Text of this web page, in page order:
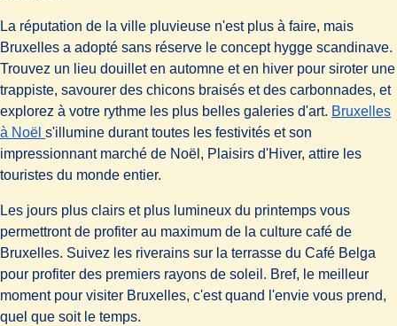
La réputation de la ville pluvieuse n'est plus à faire, mais
Bruxelles a adopté sans réserve le concept hygge scandinave.
Trouvez un lieu douillet en automne et en hiver pour siroter une
trappiste, savourer des chicons braisés et des carbonnades, et
explorez à votre rythme les plus belles galeries d'art. Bruxelles
à Noël s'illumine durant toutes les festivités et son
impressionnant marché de Noël, Plaisirs d'Hiver, attire les
touristes du monde entier.
Les jours plus clairs et plus lumineux du printemps vous
permettront de profiter au maximum de la culture café de
Bruxelles. Suivez les riverains sur la terrasse du Café Belga
pour profiter des premiers rayons de soleil. Bref, le meilleur
moment pour visiter Bruxelles, c'est quand l'envie vous prend,
quel que soit le temps.